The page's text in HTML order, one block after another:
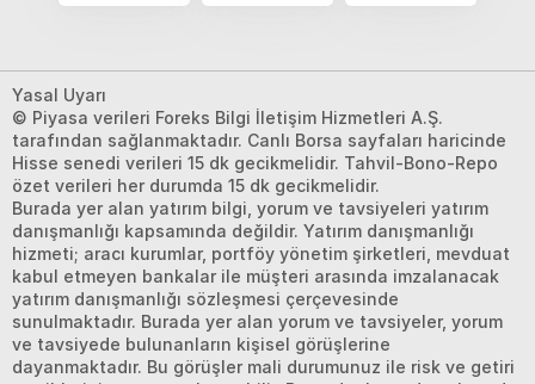
Yasal Uyarı
© Piyasa verileri Foreks Bilgi İletişim Hizmetleri A.Ş.
tarafından sağlanmaktadır. Canlı Borsa sayfaları haricinde
Hisse senedi verileri 15 dk gecikmelidir. Tahvil-Bono-Repo
özet verileri her durumda 15 dk gecikmelidir.
Burada yer alan yatırım bilgi, yorum ve tavsiyeleri yatırım
danışmanlığı kapsamında değildir. Yatırım danışmanlığı
hizmeti; aracı kurumlar, portföy yönetim şirketleri, mevduat
kabul etmeyen bankalar ile müşteri arasında imzalanacak
yatırım danışmanlığı sözleşmesi çerçevesinde
sunulmaktadır. Burada yer alan yorum ve tavsiyeler, yorum
ve tavsiyede bulunanların kişisel görüşlerine
dayanmaktadır. Bu görüşler mali durumunuz ile risk ve getiri